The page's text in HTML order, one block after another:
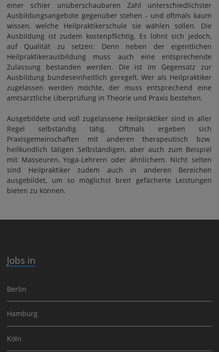
einer schier unüberschaubaren Zahl unterschiedlichster
Ausbildungsangebote gegenüber stehen - und oftmals kaum
wissen, welche Heilpraktikerschule sie wählen sollen. Die
Ausbildung ist zudem kostenpflichtig. Es lohnt sich jedoch,
auf Qualität zu setzen: Denn neben der eigentlichen
Heilpraktikerausbildung muss auch eine entsprechende
Zulassung bestanden werden. Die ist im Gegensatz zur
Ausbildung bundeseinheitlich geregelt. Wer als Heilpraktiker
zugelassen werden möchte, der muss entsprechend eine
amtsärztliche Überprüfung in Theorie und Praxis bestehen.
Ausgebildete und voll zugelassene Heilpraktiker sind in aller
Regel selbständig tätig. Oftmals ergeben sich
Praxisgemeinschaften mit anderen therapeutisch bzw.
heilkundlich tätigen Selbständigen, aber auch zum Beispiel
mit Masseuren, Yoga-Lehrern oder ähnlichem. Nicht selten
sind Heilpraktiker zudem auch in anderen Bereichen
ausgebildet, um so möglichst breit gefächerte Leistungen
bieten zu können.
Jobs in
Berlin
Hamburg
Köln